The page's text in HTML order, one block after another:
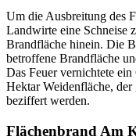
Um die Ausbreitung des
Landwirte eine Schneise
Brandfläche hinein. Die
betroffene Brandfläche
Das Feuer vernichtete
Hektar Weidenfläche, der
beziffert werden.
Flächenbrand Am